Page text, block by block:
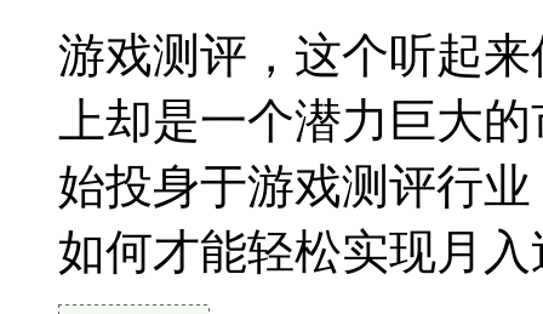
游戏测评，这个听起
上却是一个潜力巨大
始投身于游戏测评行
如何才能轻松实现月入